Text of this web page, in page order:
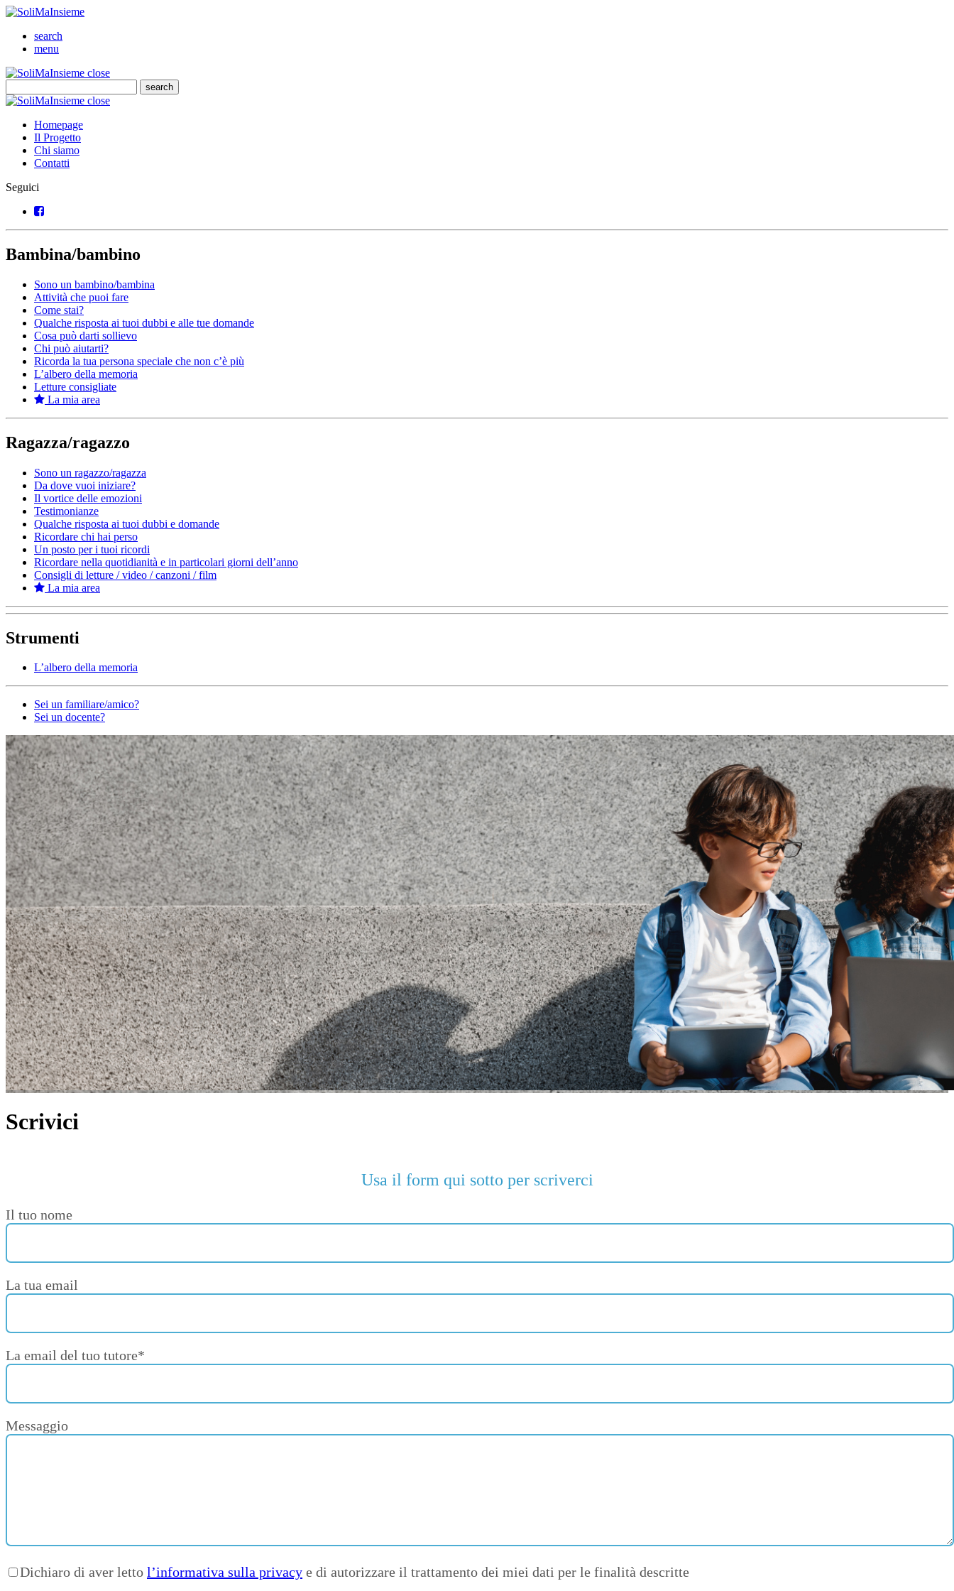
SoliMaInsieme
search
menu
SoliMaInsieme
closeClose
search
Cerca
SoliMaInsieme
closeClose
Homepage
Il Progetto
Chi siamo
Contatti
Seguici
Facebook
Bambina/bambino
Sono un bambino/bambina
Attività che puoi fare
Come stai?
Qualche risposta ai tuoi dubbi e alle tue domande
Cosa può darti sollievo
Chi può aiutarti?
Ricorda la tua persona speciale che non c’è più
L’albero della memoria
Letture consigliate
La mia area
Ragazza/ragazzo
Sono un ragazzo/ragazza
Da dove vuoi iniziare?
Il vortice delle emozioni
Testimonianze
Qualche risposta ai tuoi dubbi e domande
Ricordare chi hai perso
Un posto per i tuoi ricordi
Ricordare nella quotidianità e in particolari giorni dell’anno
Consigli di letture / video / canzoni / film
La mia area
Strumenti
L’albero della memoria
AltroSei un familiare/amico?
Sei un docente?
Scrivici
Usa il form qui sotto per scriverci
Il tuo nome
La tua email
La email del tuo tutore*
Messaggio
Dichiaro di aver letto l’informativa sulla privacy e di autorizzare il trattamento dei miei dati per le finalità descritte